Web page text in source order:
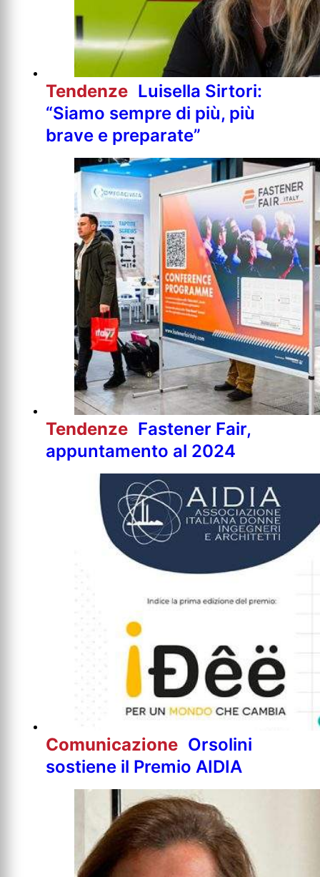
Tendenze Luisella Sirtori:
“Siamo sempre di più, più
brave e preparate”
Tendenze Fastener Fair,
appuntamento al 2024
Comunicazione Orsolini
sostiene il Premio AIDIA